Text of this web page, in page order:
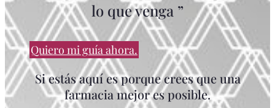
lo que venga ”
Quiero mi guía ahora.
Si estás aquí es porque crees que una
farmacia mejor es posible.